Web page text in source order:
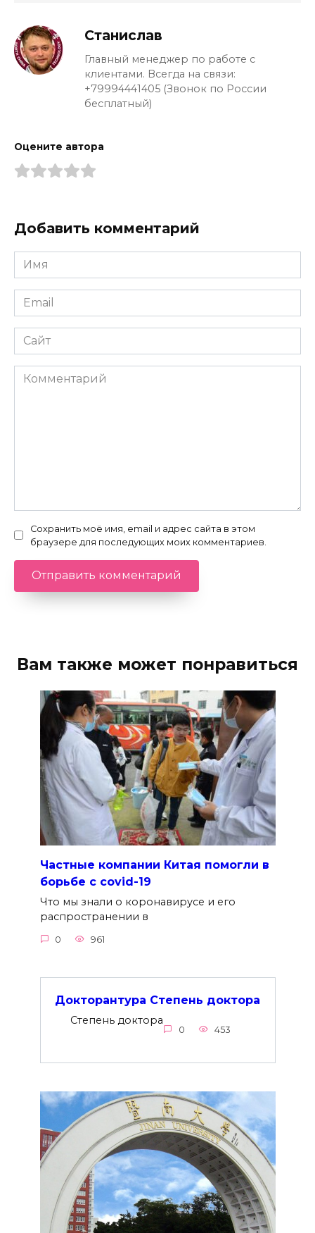
Станислав
Главный менеджер по работе с
клиентами. Всегда на связи:
+79994441405 (Звонок по России
бесплатный)
Оцените автора
Добавить комментарий
Имя
*
Email
*
Сайт
Комментарий
Сохранить моё имя, email и адрес сайта в этом
браузере для последующих моих комментариев.
Вам также может понравиться
Частные компании Китая помогли в
борьбе с covid-19
Что мы знали о коронавирусе и его
распространении в
0 961
Докторантура Степень доктора
Степень доктора
0 453